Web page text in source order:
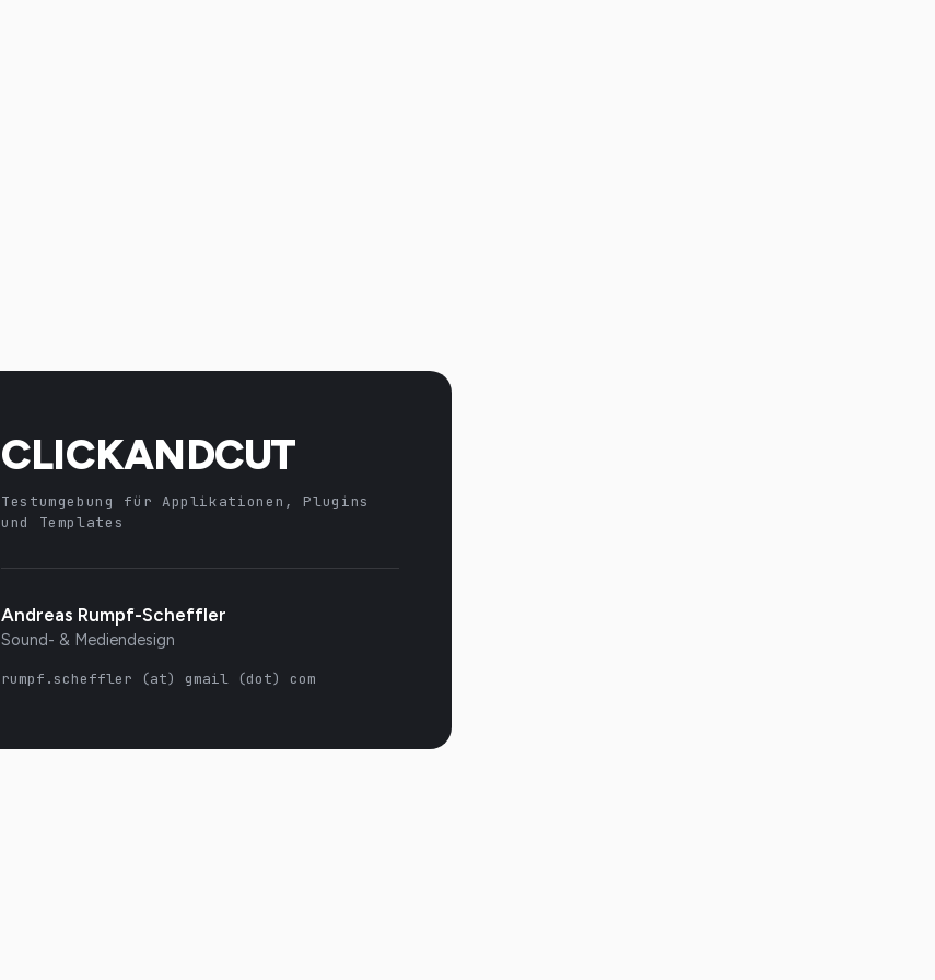
CLICKANDCUT
Testumgebung für Applikationen, Plugins
und Templates
Andreas Rumpf-Scheffler
Sound- & Mediendesign
rumpf.scheffler (at) gmail (dot) com